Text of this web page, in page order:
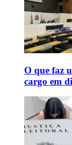
O que faz
cargo em